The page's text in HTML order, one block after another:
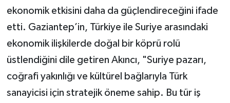
ekonomik etkisini daha da güçlendireceğini ifade
etti. Gaziantep’in, Türkiye ile Suriye arasındaki
ekonomik ilişkilerde doğal bir köprü rolü
üstlendiğini dile getiren Akıncı, "Suriye pazarı,
coğrafi yakınlığı ve kültürel bağlarıyla Türk
sanayicisi için stratejik öneme sahip. Bu tür iş